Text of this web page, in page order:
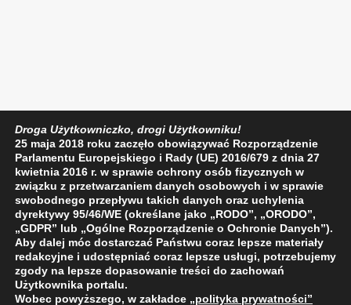
Droga Użytkowniczko, drogi Użytkowniku!
25 maja 2018 roku zaczęło obowiązywać Rozporządzenie
Parlamentu Europejskiego i Rady (UE) 2016/679 z dnia 27
kwietnia 2016 r. w sprawie ochrony osób fizycznych w
związku z przetwarzaniem danych osobowych i w sprawie
swobodnego przepływu takich danych oraz uchylenia
dyrektywy 95/46/WE (określane jako „RODO”, „ORODO”,
„GDPR” lub „Ogólne Rozporządzenie o Ochronie Danych”).
Aby dalej móc dostarczać Państwu coraz lepsze materiały
redakcyjne i udostępniać coraz lepsze usługi, potrzebujemy
zgody na lepsze dopasowanie treści do zachowań
Użytkownika portalu.
Wobec powyższego, w zakładce „polityka prywatności”